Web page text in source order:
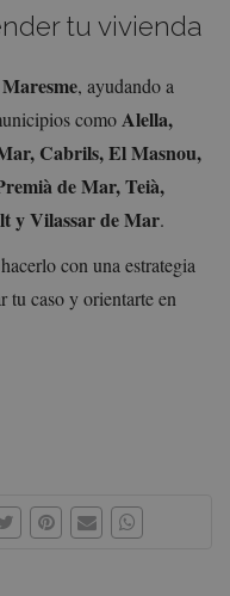
tu vivienda
Maresme, ayudando a
comoAlella,
Cabrils, El Masnou,
de Mar, Teià,
y Vilassar de Mar.
con una estrategia
tu caso y orientarte en